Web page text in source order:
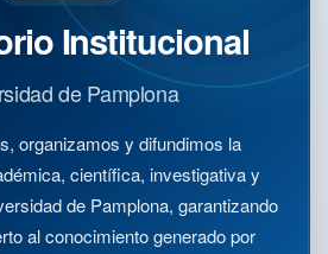
Institucional
de Pamplona
organizamos y difundimos la
científica, investigativa y
de Pamplona, garantizando
al conocimiento generado por